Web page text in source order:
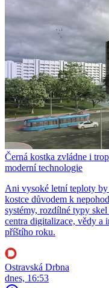
Černá kostka zvládne i
moderní technologie
Ani vysoké letní teploty
kostce důvodem k
systémy, rozdílné typy
centra digitalizace, vědy a
příštího roku.
Ostravská Drbna
dnes, 16:53